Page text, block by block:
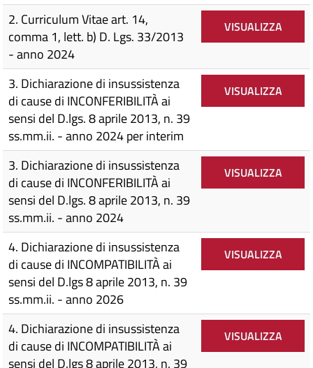
2. Curriculum Vitae art. 14,
comma 1, lett. b) D. Lgs. 33/2013
- anno 2024
VISUALIZZA
3. Dichiarazione di insussistenza
di cause di INCONFERIBILITÀ ai
sensi del D.lgs. 8 aprile 2013, n. 39
ss.mm.ii. - anno 2024 per interim
VISUALIZZA
3. Dichiarazione di insussistenza
di cause di INCONFERIBILITÀ ai
sensi del D.lgs. 8 aprile 2013, n. 39
ss.mm.ii. - anno 2024
VISUALIZZA
4. Dichiarazione di insussistenza
di cause di INCOMPATIBILITÀ ai
sensi del D.lgs 8 aprile 2013, n. 39
ss.mm.ii. - anno 2026
VISUALIZZA
4. Dichiarazione di insussistenza
di cause di INCOMPATIBILITÀ ai
sensi del D.lgs 8 aprile 2013, n. 39
VISUALIZZA